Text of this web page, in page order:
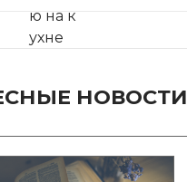
НОВОСТИ